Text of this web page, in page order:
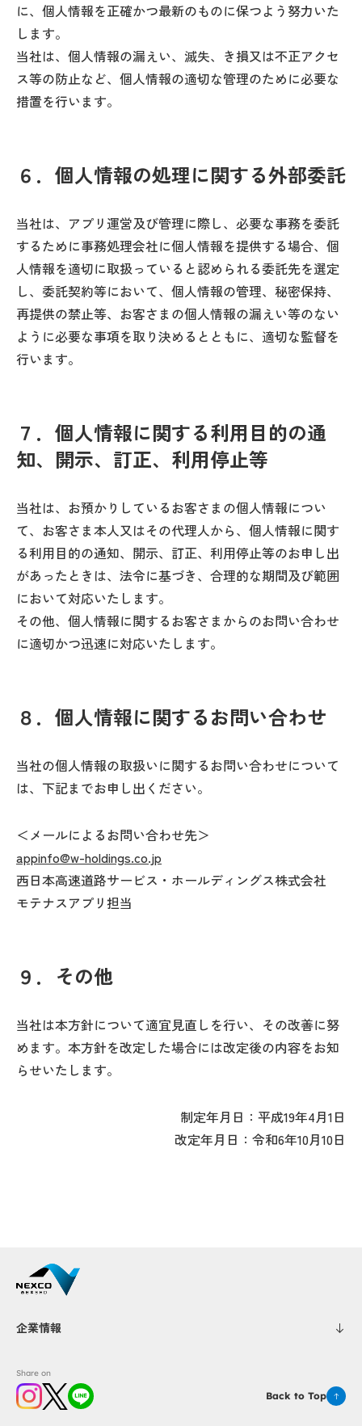
に、個人情報を正確かつ最新のものに保つよう努力いた
します。
当社は、個人情報の漏えい、滅失、き損又は不正アクセ
ス等の防止など、個人情報の適切な管理のために必要な
措置を行います。
６．個人情報の処理に関する外部委託
当社は、アプリ運営及び管理に際し、必要な事務を委託
するために事務処理会社に個人情報を提供する場合、個
人情報を適切に取扱っていると認められる委託先を選定
し、委託契約等において、個人情報の管理、秘密保持、
再提供の禁止等、お客さまの個人情報の漏えい等のない
ように必要な事項を取り決めるとともに、適切な監督を
行います。
７．個人情報に関する利用目的の通
知、開示、訂正、利用停止等
当社は、お預かりしているお客さまの個人情報につい
て、お客さま本人又はその代理人から、個人情報に関す
る利用目的の通知、開示、訂正、利用停止等のお申し出
があったときは、法令に基づき、合理的な期間及び範囲
において対応いたします。
その他、個人情報に関するお客さまからのお問い合わせ
に適切かつ迅速に対応いたします。
８．個人情報に関するお問い合わせ
当社の個人情報の取扱いに関するお問い合わせについて
は、下記までお申し出ください。
＜メールによるお問い合わせ先＞
appinfo@w-holdings.co.jp
西日本高速道路サービス・ホールディングス株式会社
モテナスアプリ担当
９．その他
当社は本方針について適宜見直しを行い、その改善に努
めます。本方針を改定した場合には改定後の内容をお知
らせいたします。
制定年月日：平成19年4月1日
改定年月日：令和6年10月10日
企業情報
Share on
Back to Top